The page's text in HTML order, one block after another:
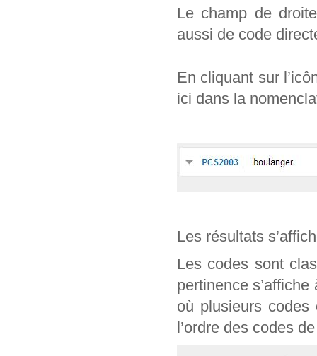
Le champ de
aussi de code
En cliquant sur
ici dans la
Les résultats
Les codes sont
pertinence
où plusieurs
l’ordre des codes